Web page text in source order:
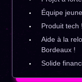
Équipe
Produit tech !
Aide à la
Bordeaux !
Solide